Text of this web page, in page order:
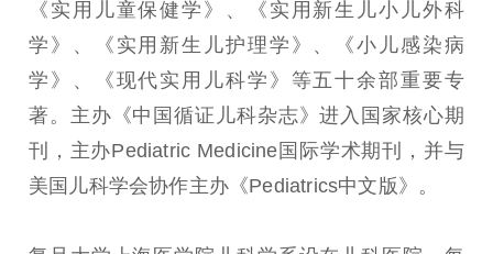
《实用儿童保健学》、《实用新生儿小儿外科
学》、《实用新生儿护理学》、《小儿感染病
学》、《现代实用儿科学》等五十余部重要专
著。主办《中国循证儿科杂志》进入国家核心期
刊，主办Pediatric Medicine国际学术期刊，并与
美国儿科学会协作主办《Pediatrics中文版》。